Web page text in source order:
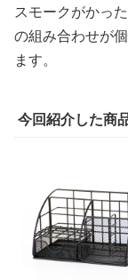
スモークがかっ
の組み合わせが
ます。
今回紹介した商